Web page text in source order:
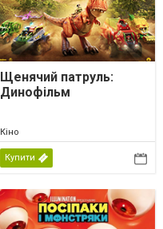
Щенячий патруль:
Динофільм
Кіно
Купити